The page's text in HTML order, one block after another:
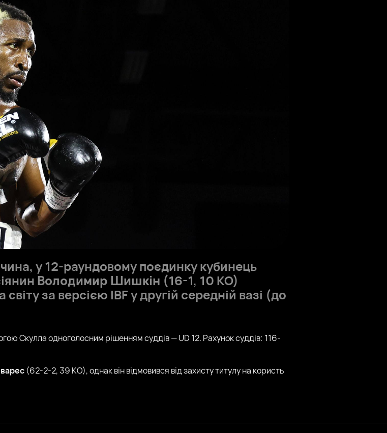
у 12-раундовому поєдинку кубинець
Володимир Шишкін (16-1, 10 КО)
за версією IBF у другій середній вазі (до
Скулла одноголосним рішенням суддів — UD 12. Рахунок суддів: 116-
(62-2-2, 39 КО), однак він відмовився від захисту титулу на користь